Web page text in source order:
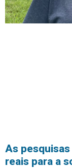
As
reais para a